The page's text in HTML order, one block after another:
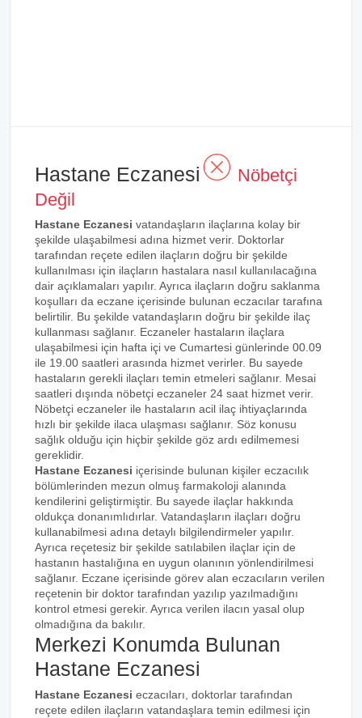
Hastane Eczanesi
Nöbetçi
Değil
Hastane Eczanesi vatandaşların ilaçlarına kolay bir
şekilde ulaşabilmesi adına hizmet verir. Doktorlar
tarafından reçete edilen ilaçların doğru bir şekilde
kullanılması için ilaçların hastalara nasıl kullanılacağına
dair açıklamaları yapılır. Ayrıca ilaçların doğru saklanma
koşulları da eczane içerisinde bulunan eczacılar tarafına
belirtilir. Bu şekilde vatandaşların doğru bir şekilde ilaç
kullanması sağlanır. Eczaneler hastaların ilaçlara
ulaşabilmesi için hafta içi ve Cumartesi günlerinde 00.09
ile 19.00 saatleri arasında hizmet verirler. Bu sayede
hastaların gerekli ilaçları temin etmeleri sağlanır. Mesai
saatleri dışında nöbetçi eczaneler 24 saat hizmet verir.
Nöbetçi eczaneler ile hastaların acil ilaç ihtiyaçlarında
hızlı bir şekilde ilaca ulaşması sağlanır. Söz konusu
sağlık olduğu için hiçbir şekilde göz ardı edilmemesi
gereklidir.
Hastane Eczanesi içerisinde bulunan kişiler eczacılık
bölümlerinden mezun olmuş farmakoloji alanında
kendilerini geliştirmiştir. Bu sayede ilaçlar hakkında
oldukça donanımlıdırlar. Vatandaşların ilaçları doğru
kullanabilmesi adına detaylı bilgilendirmeler yapılır.
Ayrıca reçetesiz bir şekilde satılabilen ilaçlar için de
hastanın hastalığına en uygun olanının yönlendirilmesi
sağlanır. Eczane içerisinde görev alan eczacıların verilen
reçetenin bir doktor tarafından yazılıp yazılmadığını
kontrol etmesi gerekir. Ayrıca verilen ilacın yasal olup
olmadığına da bakılır.
Merkezi Konumda Bulunan
Hastane Eczanesi
Hastane Eczanesi eczacıları, doktorlar tarafından
reçete edilen ilaçların vatandaşlara temin edilmesi için